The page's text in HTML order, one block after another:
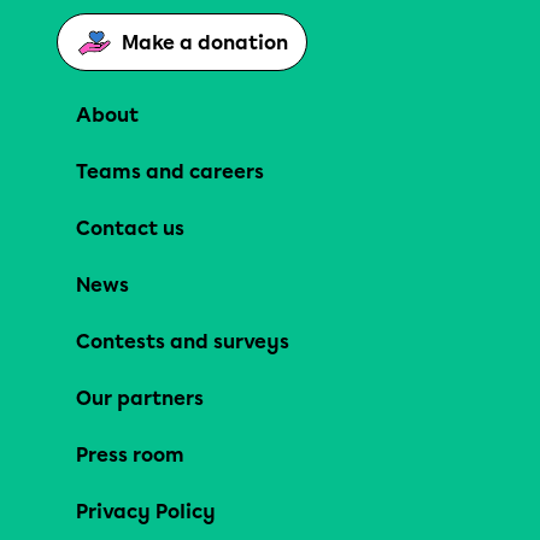
Make a donation
About
Teams and careers
Contact us
News
Contests and surveys
Our partners
Press room
Privacy Policy